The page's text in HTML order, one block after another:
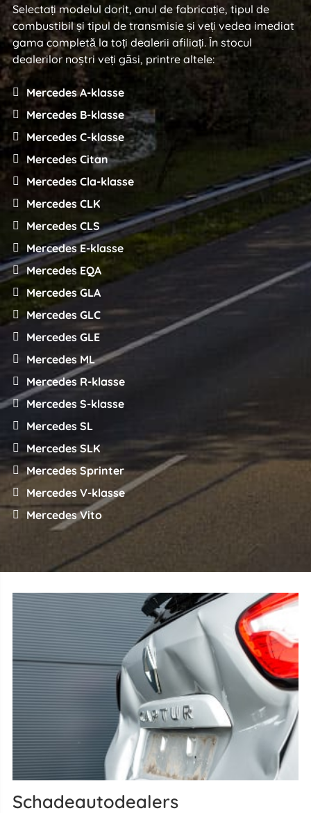
Selectați modelul dorit, anul de fabricație, tipul de
combustibil și tipul de transmisie și veți vedea imediat
gama completă la toți dealerii afiliați. În stocul
dealerilor noștri veți găsi, printre altele:
Mercedes A-klasse
Mercedes B-klasse
Mercedes C-klasse
Mercedes Citan
Mercedes Cla-klasse
Mercedes CLK
Mercedes CLS
Mercedes E-klasse
Mercedes EQA
Mercedes GLA
Mercedes GLC
Mercedes GLE
Mercedes ML
Mercedes R-klasse
Mercedes S-klasse
Mercedes SL
Mercedes SLK
Mercedes Sprinter
Mercedes V-klasse
Mercedes Vito
Schadeautodealers